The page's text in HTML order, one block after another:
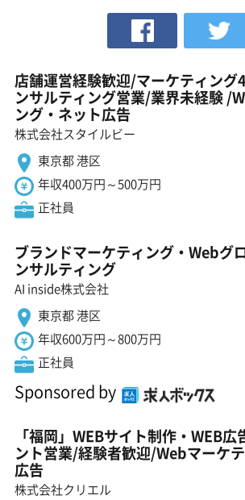
店舗運営経験歓迎/マーケティング
ンサルティング営業/業界未経験 ️/
ング・ネット広告
株式会社スタイルビー
東京都 港区
年収400万円～500万円
正社員
ブランドマーケティング・Webグ
ンサルティング
AI inside株式会社
東京都 港区
年収600万円～800万円
正社員
Sponsored by
「福岡」WEBサイト制作・WEB
ント営業/経験者歓迎/Webマーケ
広告
株式会社クリエル